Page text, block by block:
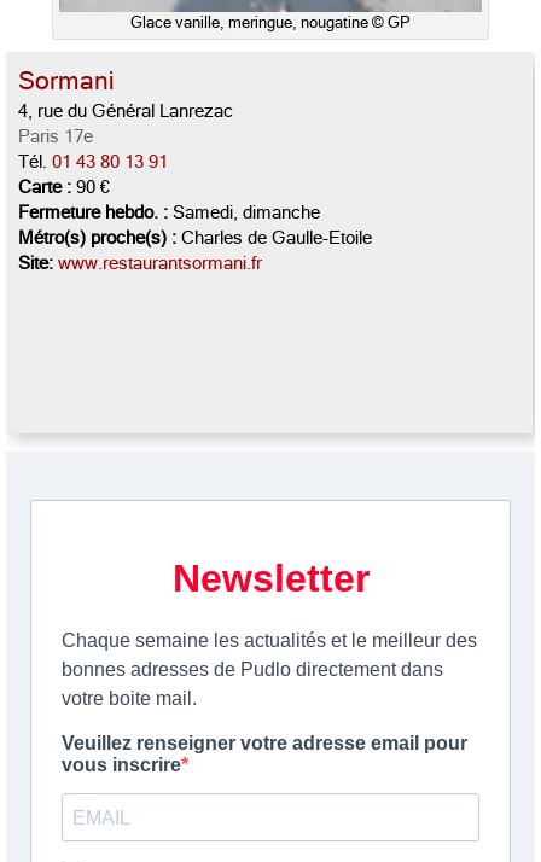
Glace vanille, meringue, nougatine © GP
Sormani
4, rue du Général Lanrezac
Paris 17e
Tél. 01 43 80 13 91
Carte : 90 €
Fermeture hebdo. : Samedi, dimanche
Métro(s) proche(s) : Charles de Gaulle-Etoile
Site: www.restaurantsormani.fr